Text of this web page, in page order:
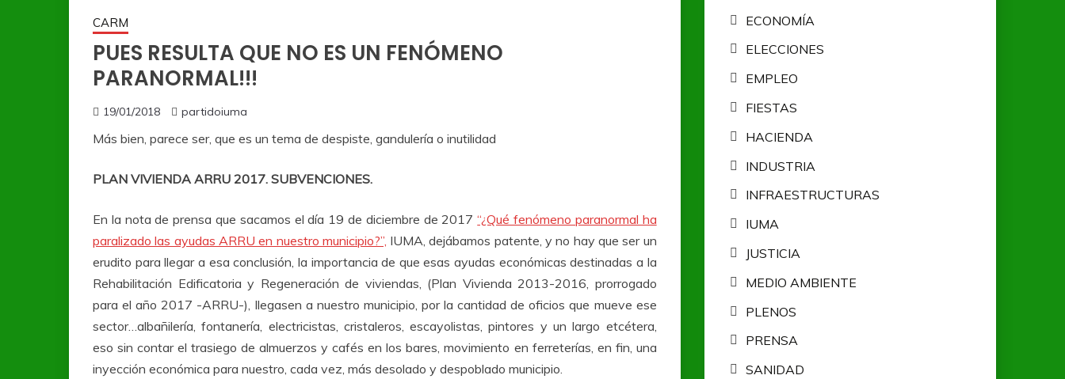
CARM
PUES RESULTA QUE NO ES UN FENÓMENO
PARANORMAL!!!
19/01/2018 partidoiuma
Más bien, parece ser, que es un tema de despiste, gandulería o inutilidad
PLAN VIVIENDA ARRU 2017. SUBVENCIONES.
En la nota de prensa que sacamos el día 19 de diciembre de 2017“¿Qué fenómeno paranormal ha
paralizado las ayudas ARRU en nuestro municipio?”, IUMA, dejábamos patente, y no hay que ser un
erudito para llegar a esa conclusión, la importancia de que esas ayudas económicas destinadas a la
Rehabilitación Edificatoria y Regeneración de viviendas, (Plan Vivienda 2013-2016, prorrogado
para el año 2017 -ARRU-), llegasen a nuestro municipio, por la cantidad de oficios que mueve ese
sector…albañilería, fontanería, electricistas, cristaleros, escayolistas, pintores y un largo etcétera,
eso sin contar el trasiego de almuerzos y cafés en los bares, movimiento en ferreterías, en fin, una
inyección económica para nuestro, cada vez, más desolado y despoblado municipio.
ECONOMÍA
ELECCIONES
EMPLEO
FIESTAS
HACIENDA
INDUSTRIA
INFRAESTRUCTURAS
IUMA
JUSTICIA
MEDIO AMBIENTE
PLENOS
PRENSA
SANIDAD